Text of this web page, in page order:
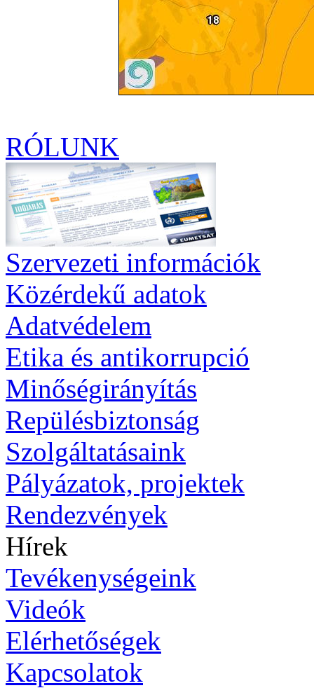
RÓLUNK
Szervezeti információk
Közérdekű adatok
Adatvédelem
Etika és antikorrupció
Minőségirányítás
Repülésbiztonság
Szolgáltatásaink
Pályázatok, projektek
Rendezvények
Hírek
Tevékenységeink
Videók
Elérhetőségek
Kapcsolatok